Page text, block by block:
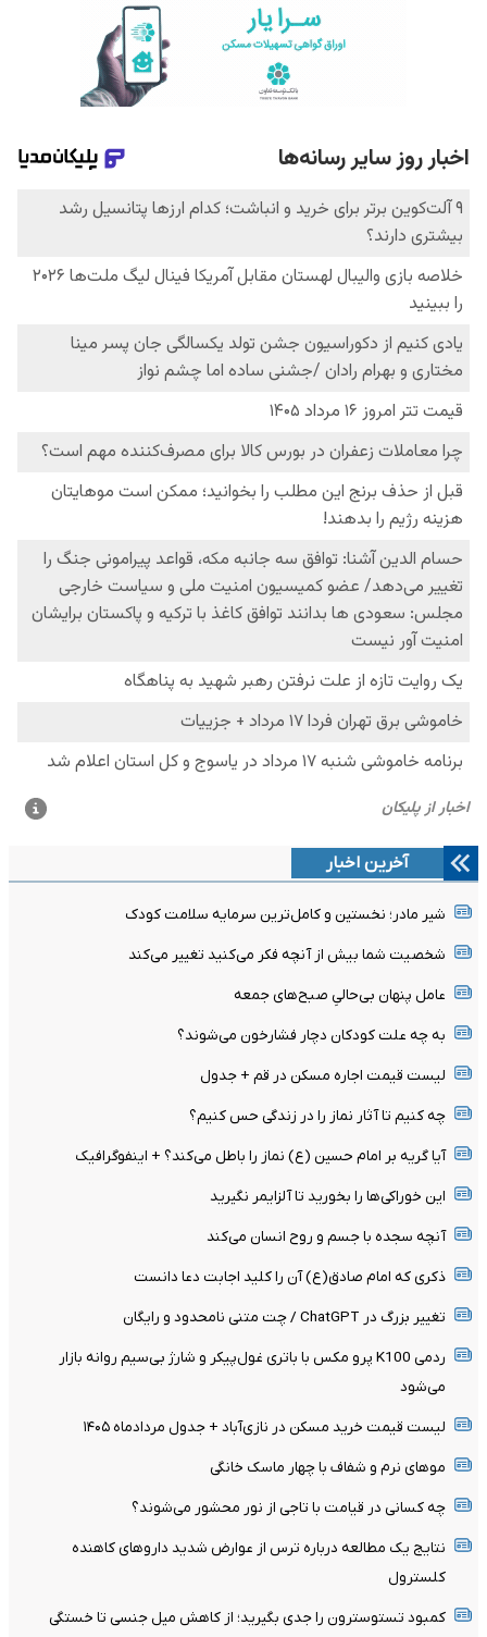
آخرین اخبار
شیر مادر؛ نخستین و کامل‌ترین سرمایه سلامت کودک
شخصیت شما بیش از آنچه فکر می‌کنید تغییر می‌کند
عامل پنهان بی‌حالیِ صبح‌های جمعه
به چه علت کودکان دچار فشارخون می‌شوند؟
لیست قیمت اجاره مسکن در قم + جدول
چه کنیم تا آثار نماز را در زندگی حس کنیم؟
آیا گریه بر امام حسین (ع) نماز را باطل می‌کند؟ + اینفوگرافیک
این خوراکی‌ها را بخورید تا آلزایمر نگیرید
آنچه سجده با جسم و روح انسان می‌کند
ذکری که امام صادق(ع) آن را کلید اجابت دعا دانست
تغییر بزرگ در ChatGPT / چت متنی نامحدود و رایگان
ردمی K100 پرو مکس با باتری غول‌پیکر و شارژ بی‌سیم روانه بازار
می‌شود
لیست قیمت خرید مسکن در نازی‌آباد + جدول مردادماه ۱۴۰۵
موهای نرم و شفاف با چهار ماسک خانگی
چه کسانی در قیامت با تاجی از نور محشور می‌شوند؟
نتایج یک مطالعه درباره ترس از عوارض شدید داروهای کاهنده
کلسترول
کمبود تستوسترون را جدی بگیرید؛ از کاهش میل جنسی تا خستگی